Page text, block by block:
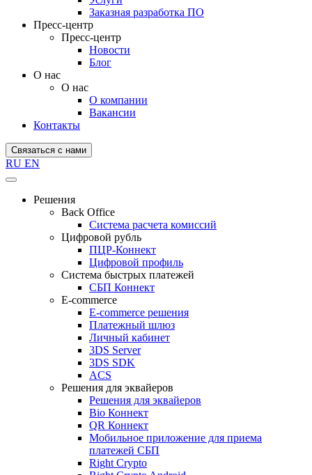
Заказная разработка ПО
Пресс-центр
Пресс-центр
Новости
Блог
О нас
О нас
О компании
Вакансии
Контакты
Связаться с нами
RU EN
Решения
Back Office
Система расчета комиссий
Цифровой рубль
ПЦР-Коннект
Цифровой профиль
Система быстрых платежей
СБП Коннект
E-commerce
E-commerce решения
Платежный шлюз
Личный кабинет
3DS Server
3DS SDK
ACS
Решения для эквайеров
Решения для эквайеров
Bio Коннект
QR Коннект
Мобильное приложение для приема
платежей СБП
Right Crypto